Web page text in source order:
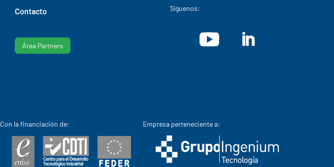
Contacto
Área Partners
Síguenos:
Con la financiación de: Empresa perteneciente a: